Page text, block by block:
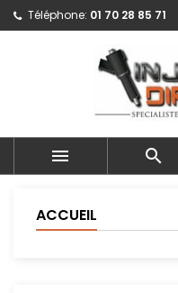
Téléphone: 01 70 28 85 71
 
ACCUEIL